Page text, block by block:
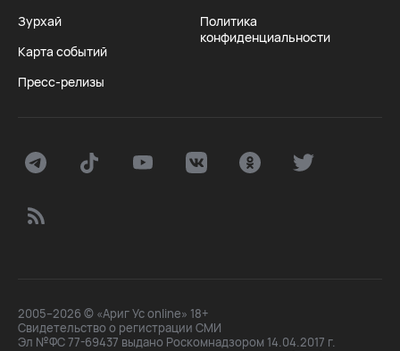
Зурхай
Карта событий
Пресс-релизы
Политика
конфиденциальности
2005–2026 © «Ариг Ус online» 18+
Свидетельство о регистрации СМИ
Эл №ФС 77-69437 выдано Роскомнадзором 14.04.2017 г.